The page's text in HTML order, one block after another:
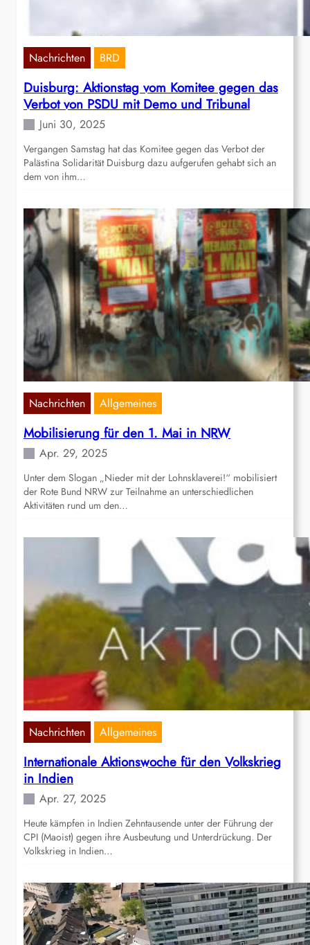
Nachrichten BRD
Duisburg: Aktionstag vom Komitee gegen das
Verbot von PSDU mit Demo und Tribunal
Juni 30, 2025
Vergangen Samstag hat das Komitee gegen das Verbot der
Palästina Solidarität Duisburg dazu aufgerufen gehabt sich an
dem von ihm…
Nachrichten Allgemeines
Mobilisierung für den 1. Mai in NRW
Apr. 29, 2025
Unter dem Slogan „Nieder mit der Lohnsklaverei!“ mobilisiert
der Rote Bund NRW zur Teilnahme an unterschiedlichen
Aktivitäten rund um den…
Nachrichten Allgemeines
Internationale Aktionswoche für den Volkskrieg
in Indien
Apr. 27, 2025
Heute kämpfen in Indien Zehntausende unter der Führung der
CPI (Maoist) gegen ihre Ausbeutung und Unterdrückung. Der
Volkskrieg in Indien…